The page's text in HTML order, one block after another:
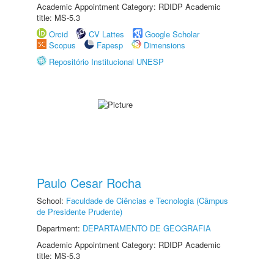
Academic Appointment Category: RDIDP Academic
title: MS-5.3
Orcid
CV Lattes
Google Scholar
Scopus
Fapesp
Dimensions
Repositório Institucional UNESP
Paulo Cesar Rocha
School: Faculdade de Ciências e Tecnologia (Câmpus
de Presidente Prudente)
Department: DEPARTAMENTO DE GEOGRAFIA
Academic Appointment Category: RDIDP Academic
title: MS-5.3